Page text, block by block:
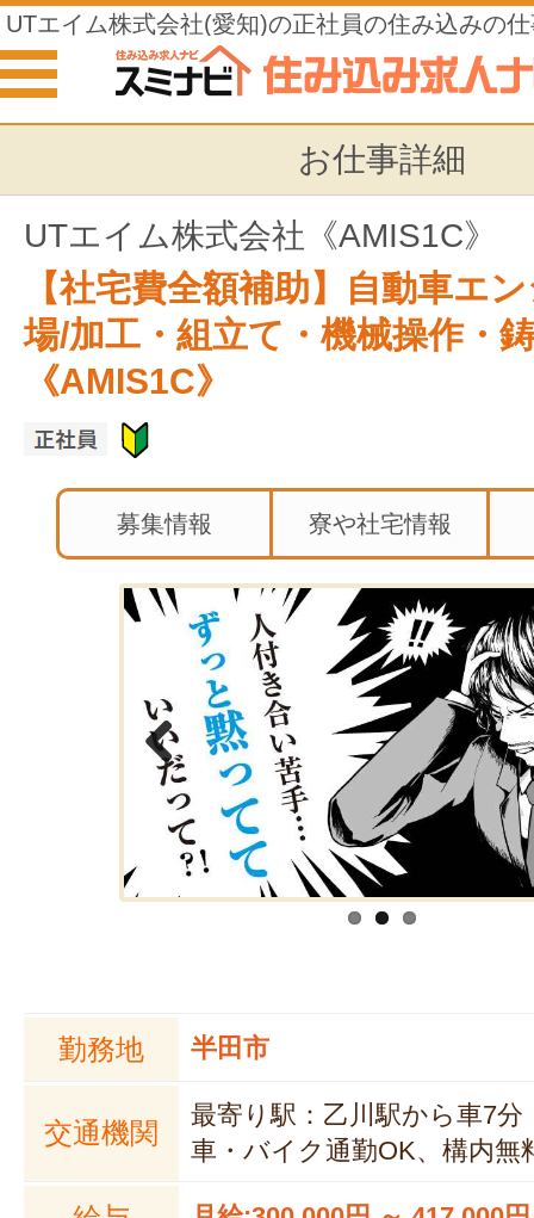
UTエイム株式会社(愛知)の正社員の住み込みの
お仕事詳細
UTエイム株式会社《AMIS1C》
【社宅費全額補助】自動車エ
場/加工・組立て・機械操作・
《AMIS1C》
募集情報 寮や社宅情報
Previous
勤務地 半田市
交通機関
最寄り駅：乙川駅から車7
車・バイク通勤OK、構内無